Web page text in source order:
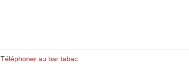
Téléphoner au bar tabac